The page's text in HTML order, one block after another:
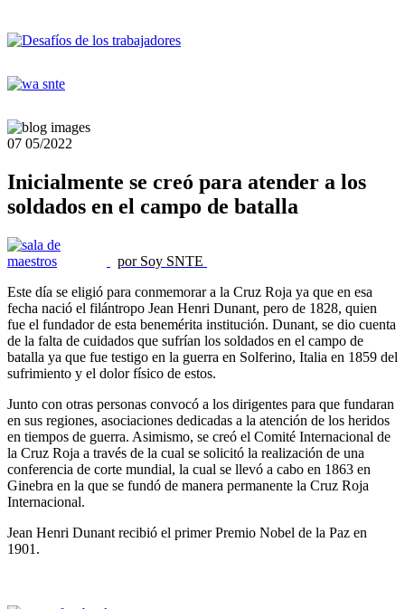
07 05/2022
Inicialmente se creó para atender a los
soldados en el campo de batalla
por Soy SNTE
Este día se eligió para conmemorar a la Cruz Roja ya que en esa
fecha nació el filántropo Jean Henri Dunant, pero de 1828, quien
fue el fundador de esta benemérita institución. Dunant, se dio cuenta
de la falta de cuidados que sufrían los soldados en el campo de
batalla ya que fue testigo en la guerra en Solferino, Italia en 1859 del
sufrimiento y el dolor físico de estos.
Junto con otras personas convocó a los dirigentes para que fundaran
en sus regiones, asociaciones dedicadas a la atención de los heridos
en tiempos de guerra. Asimismo, se creó el Comité Internacional de
la Cruz Roja a través de la cual se solicitó la realización de una
conferencia de corte mundial, la cual se llevó a cabo en 1863 en
Ginebra en la que se fundó de manera permanente la Cruz Roja
Internacional.
Jean Henri Dunant recibió el primer Premio Nobel de la Paz en
1901.